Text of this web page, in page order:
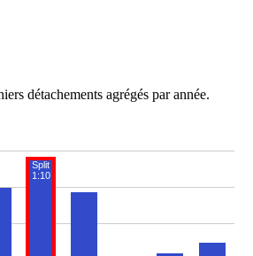
détachements agrégés par année.
Split
1:10